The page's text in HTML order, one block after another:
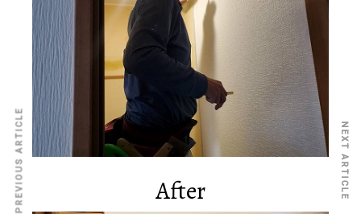
After
PREVIOUS ARTICLE NEXT ARTICLE